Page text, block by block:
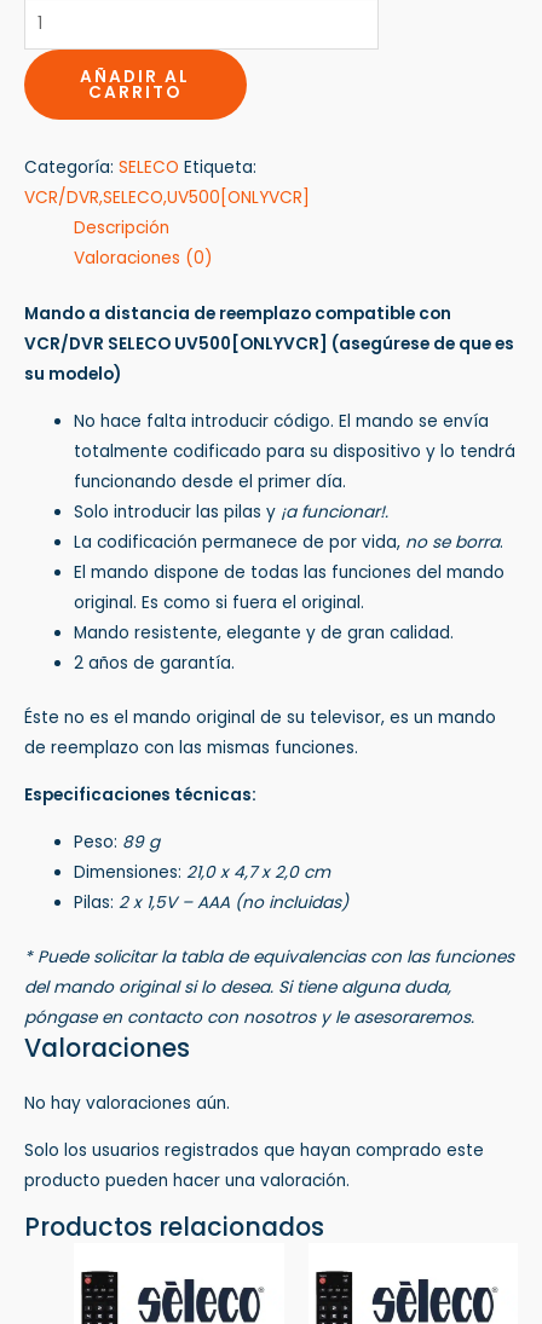
AÑADIR AL
CARRITO
Categoría: SELECO Etiqueta:
VCR/DVR,SELECO,UV500[ONLYVCR]
Descripción
Valoraciones (0)
Mando a distancia de reemplazo compatible con
VCR/DVR SELECO UV500[ONLYVCR] (asegúrese de que es
su modelo)
No hace falta introducir código. El mando se envía
totalmente codificado para su dispositivo y lo tendrá
funcionando desde el primer día.
Solo introducir las pilas y ¡a funcionar!.
La codificación permanece de por vida, no se borra.
El mando dispone de todas las funciones del mando
original. Es como si fuera el original.
Mando resistente, elegante y de gran calidad.
2 años de garantía.
Éste no es el mando original de su televisor, es un mando
de reemplazo con las mismas funciones.
Especificaciones técnicas:
Peso: 89 g
Dimensiones:21,0 x 4,7 x 2,0 cm
Pilas:2 x 1,5V – AAA (no incluidas)
* Puede solicitar la tabla de equivalencias con las funciones
del mando original si lo desea. Si tiene alguna duda,
póngase en contacto con nosotros y le asesoraremos.
Valoraciones
No hay valoraciones aún.
Solo los usuarios registrados que hayan comprado este
producto pueden hacer una valoración.
Productos relacionados